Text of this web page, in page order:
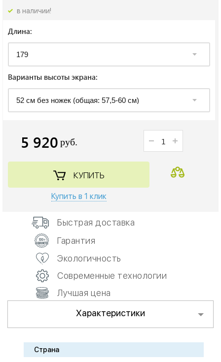
в наличии!
Длина:
Варианты высоты экрана:
5 920 руб.
КУПИТЬ
Купить в 1 клик
Быстрая доставка
Гарантия
Экологичность
Современные технологии
Лучшая цена
Характеристики
Страна